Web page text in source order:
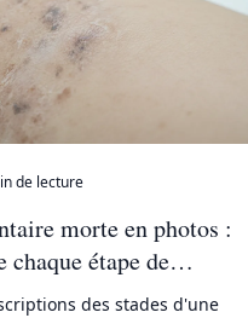
de lecture
morte en photos :
chaque étape de
des stades d'une